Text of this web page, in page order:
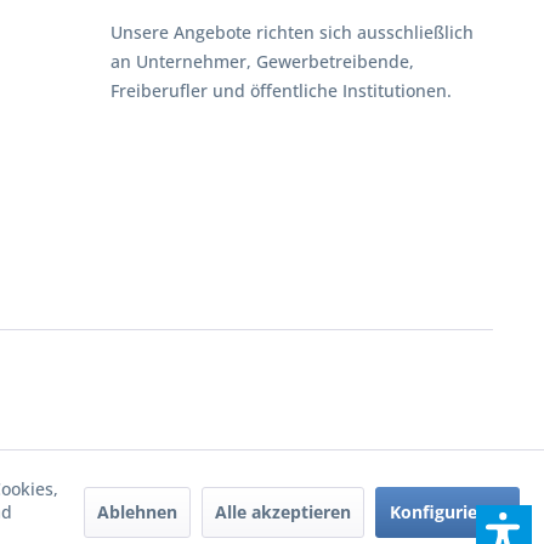
Unsere Angebote richten sich ausschließlich
an Unternehmer, Gewerbetreibende,
Freiberufler und öffentliche Institutionen.
Ablehnen Alle akzeptieren Konfigurieren